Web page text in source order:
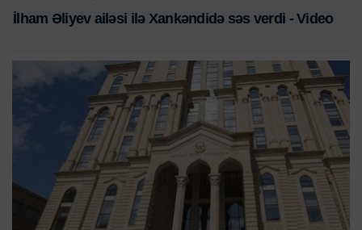
İlham Əliyev ailəsi ilə Xankəndidə səs verdi - Video